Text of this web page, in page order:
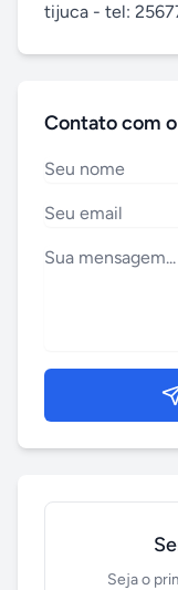
tijuca - tel:
Contato com
Seja o